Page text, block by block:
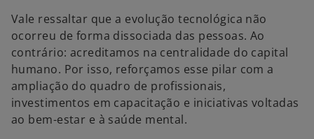
Vale ressaltar que a evolução tecnológica não
ocorreu de forma dissociada das pessoas. Ao
contrário: acreditamos na centralidade do capital
humano. Por isso, reforçamos esse pilar com a
ampliação do quadro de profissionais,
investimentos em capacitação e iniciativas voltadas
ao bem-estar e à saúde mental.